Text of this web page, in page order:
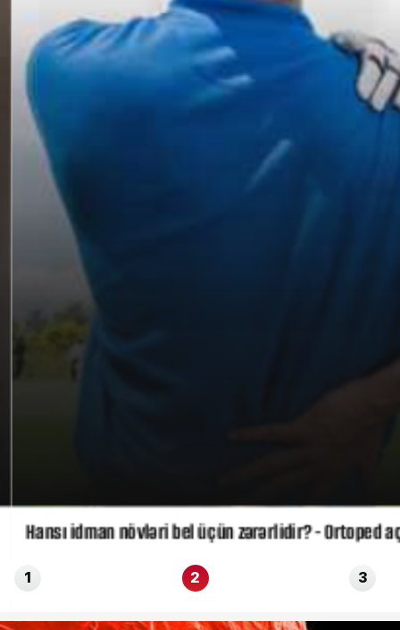
Hansı idman növləri bel üçün zərərlidir? - Ortoped
1 2 3